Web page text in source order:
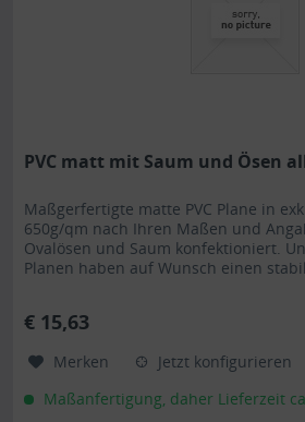
PVC matt mit Saum und Ösen
Maßgerfertigte matte PVC Plane in
650g/qm nach Ihren Maßen und
Ovalösen und Saum konfektioniert.
Planen haben auf Wunsch einen
€ 15,63
Merken
Jetzt konfigurieren
Maßanfertigung, daher Lieferzeit